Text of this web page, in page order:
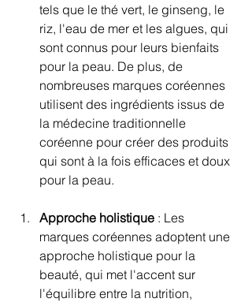
tels que le thé vert, le ginseng, le
riz, l'eau de mer et les algues, qui
sont connus pour leurs bienfaits
pour la peau. De plus, de
nombreuses marques coréennes
utilisent des ingrédients issus de
la médecine traditionnelle
coréenne pour créer des produits
qui sont à la fois efficaces et doux
pour la peau.
Approche holistique : Les
marques coréennes adoptent une
approche holistique pour la
beauté, qui met l'accent sur
l'équilibre entre la nutrition,